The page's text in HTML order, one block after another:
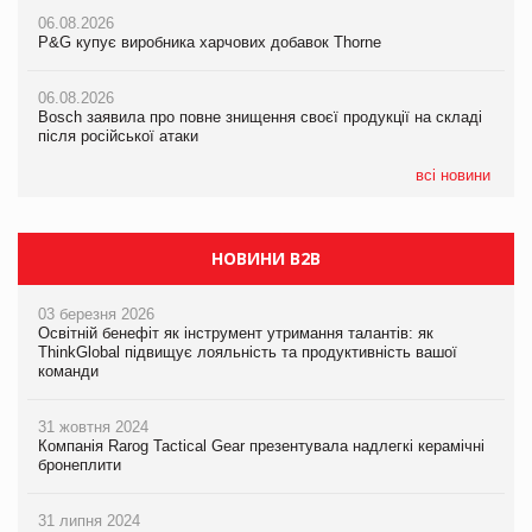
06.08.2026
P&G купує виробника харчових добавок Thorne
06.08.2026
Bosch заявила про повне знищення своєї продукції на складі
після російської атаки
всі новини
06.08.2026
P&G купує виробника харчових добавок Thorne
06.08.2026
Bosch заявила про повне знищення своєї продукції на складі
після російської атаки
06.08.2026
P&G купує виробника харчових добавок Thorne
06.08.2026
Bosch заявила про повне знищення своєї продукції на складі
після російської атаки
НОВИНИ B2B
03 березня 2026
Освітній бенефіт як інструмент утримання талантів: як
ThinkGlobal підвищує лояльність та продуктивність вашої
команди
31 жовтня 2024
Компанія Rarog Tactical Gear презентувала надлегкі керамічні
бронеплити
31 липня 2024